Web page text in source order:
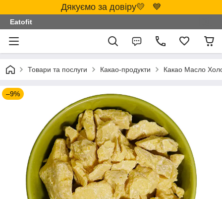
Дякуємо за довіру💛 💙
Eatofit
Товари та послуги Какао-продукти Какао Масло
–9%